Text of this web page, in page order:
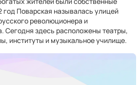
год Поварская называлась улицей
революционера и
Сегодня здесь расположены театры,
институты и музыкальное училище.